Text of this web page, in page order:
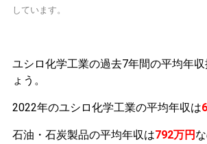
しています。
ユシロ化学工業の過去7年間の平均年
ょう。
2022年のユシロ化学工業の平均年収は
石油・石炭製品の平均年収は792万円